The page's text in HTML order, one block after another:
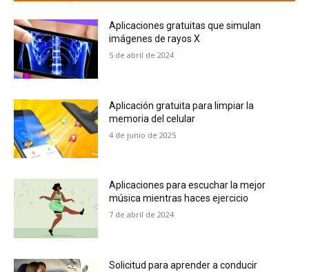
Aplicaciones gratuitas que simulan
imágenes de rayos X
5 de abril de 2024
Aplicación gratuita para limpiar la
memoria del celular
4 de junio de 2025
Aplicaciones para escuchar la mejor
música mientras haces ejercicio
7 de abril de 2024
Solicitud para aprender a conducir